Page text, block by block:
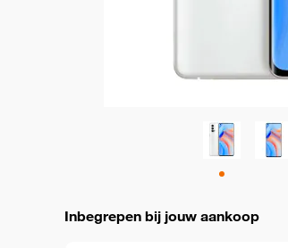
Inbegrepen bij jouw aankoop